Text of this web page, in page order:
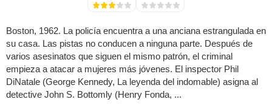
Boston, 1962. La policía encuentra a una anciana estrangulada en
su casa. Las pistas no conducen a ninguna parte. Después de
varios asesinatos que siguen el mismo patrón, el criminal
empieza a atacar a mujeres más jóvenes. El inspector Phil
DiNatale (George Kennedy, La leyenda del indomable) asigna al
detective John S. Bottomly (Henry Fonda, ...